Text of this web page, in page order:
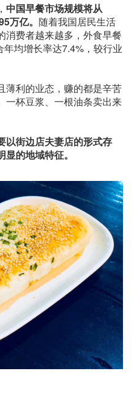
中国早餐市场规模将从
万亿。 随着我国居民生活
消费者越来越多，外食早餐
均增长率达7.4%，较行业
薄利的业态，赚的都是辛苦
一杯豆浆、一根油条卖出来
以街边店夫妻店的形式存
的地域特征。